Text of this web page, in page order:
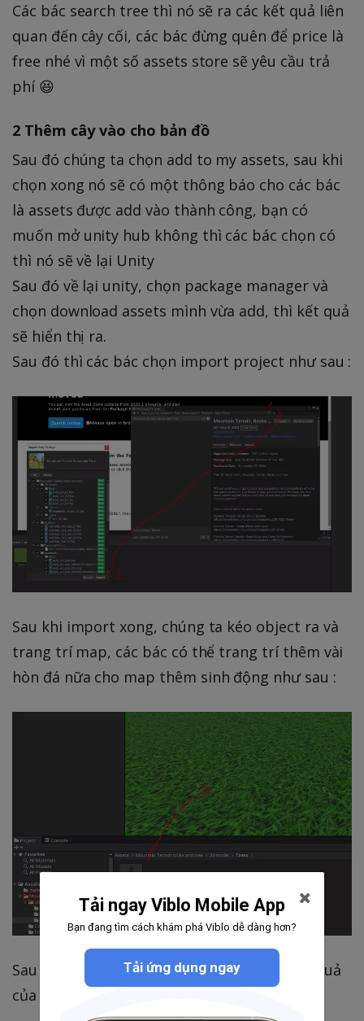
Các bác search tree thì nó sẽ ra các kết quả liên
quan đến cây cối, các bác đừng quên để price là
free nhé vì một số assets store sẽ yêu cầu trả
phí 😆
2 Thêm cây vào cho bản đồ
Sau đó chúng ta chọn add to my assets, sau khi
chọn xong nó sẽ có một thông báo cho các bác
là assets được add vào thành công, bạn có
muốn mở unity hub không thì các bác chọn có
thì nó sẽ về lại Unity
Sau đó về lại unity, chọn package manager và
chọn download assets mình vừa add, thì kết quả
sẽ hiển thị ra.
Sau đó thì các bác chọn import project như sau :
Sau khi import xong, chúng ta kéo object ra và
trang trí map, các bác có thể trang trí thêm vài
hòn đá nữa cho map thêm sinh động như sau :
Sau một hồi trang trí xong thì đây là thành quả
của chúng ta :
Tải ngay Viblo Mobile App
Bạn đang tìm cách khám phá Viblo dễ dàng hơn?
Tải ứng dụng ngay